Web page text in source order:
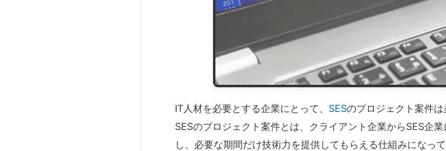
IT人材を必要とする企業にとって、 SESのプロジェクト案件は
SESのプロジェクト案件とは、クライアント企業からSES企
し、必要な期間だけ技術力を提供してもらえる仕組みになって